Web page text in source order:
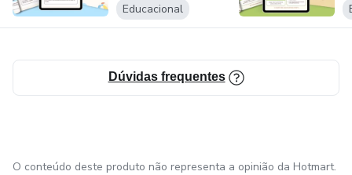
Educacional
Dúvidas frequentes
O conteúdo deste produto não representa a opinião da Hotmart.